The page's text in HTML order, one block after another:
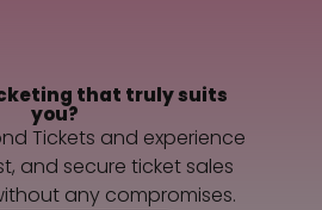
that truly suits
you?
Tickets and experience
and secure ticket sales
any compromises.